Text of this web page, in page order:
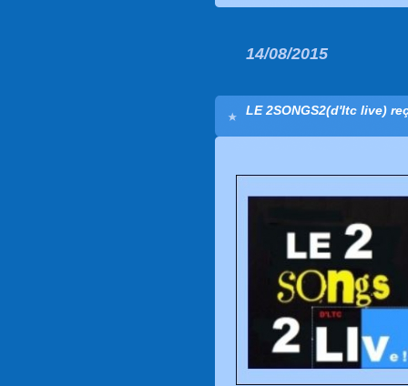
14/08/2015
LE 2SONGS2(d'ltc live)